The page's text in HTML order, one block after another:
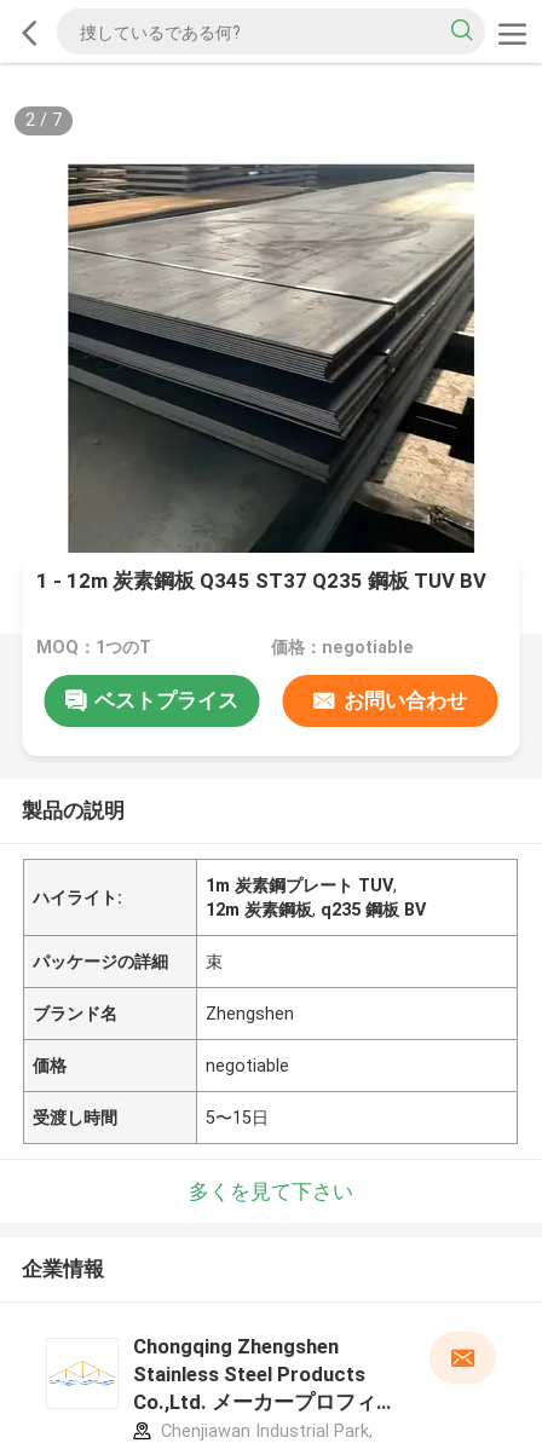
2/ 7
1 - 12m 炭素鋼板 Q345 ST37 Q235 鋼板 TUV BV
MOQ：1つのT 価格：negotiable
ベストプライス お問い合わせ
製品の説明
ハイライト:
1m 炭素鋼プレート TUV,
12m 炭素鋼板, q235 鋼板 BV
パッケージの詳細 束
ブランド名 Zhengshen
価格 negotiable
受渡し時間 5〜15日
多くを見て下さい
企業情報
Chongqing Zhengshen
Stainless Steel Products
Co.,Ltd. メーカープロフィー
ル Chenjiawan Industrial Park,